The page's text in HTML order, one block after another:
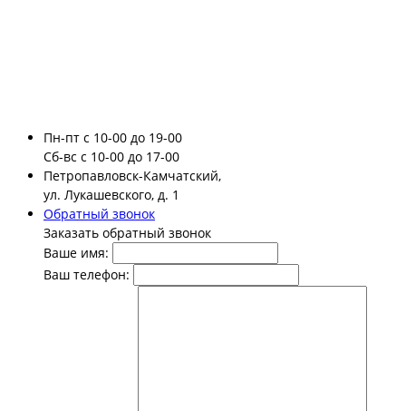
Пн-пт с 10-00 до 19-00
Сб-вс с 10-00 до 17-00
Петропавловск-Камчатский,
ул. Лукашевского, д. 1
Обратный звонок
Заказать обратный звонок
Ваше имя:
Ваш телефон: